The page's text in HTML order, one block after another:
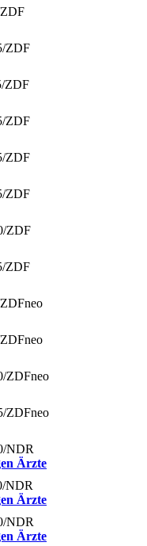
ZDF
/ZDF
/ZDF
/ZDF
/ZDF
/ZDF
/ZDF
/ZDF
ZDFneo
ZDFneo
/ZDFneo
/ZDFneo
/NDR
Ärzte
/NDR
Ärzte
/NDR
Ärzte